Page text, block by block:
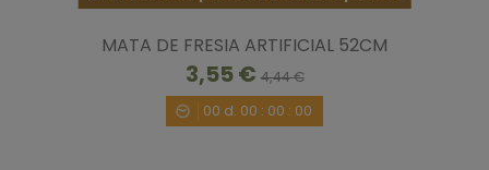
MATA DE FRESIA ARTIFICIAL 52CM
3,55 €4,44 €
00 d. 00 : 00 : 00